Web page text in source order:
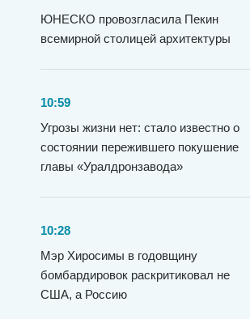
ЮНЕСКО провозгласила Пекин
всемирной столицей архитектуры
10:59
Угрозы жизни нет: стало известно о
состоянии пережившего покушение
главы «Уралдронзавода»
10:28
Мэр Хиросимы в годовщину
бомбардировок раскритиковал не
США, а Россию